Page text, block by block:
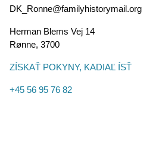
DK_Ronne@familyhistorymail.org
Herman Blems Vej 14
Rønne, 3700
ZÍSKAŤ POKYNY, KADIAĽ ÍSŤ
+45 56 95 76 82